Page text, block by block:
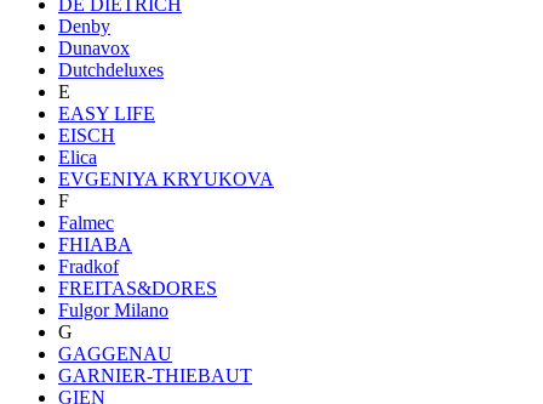
Denby
Dunavox
Dutchdeluxes
E
EASY LIFE
EISCH
Elica
EVGENIYA KRYUKOVA
F
Falmec
FHIABA
Fradkof
FREITAS&DORES
Fulgor Milano
G
GAGGENAU
GARNIER-THIEBAUT
GIEN